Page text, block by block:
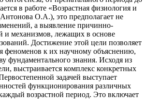
в работе «Возрастная физиология и
О.А.), это предполагает не
а выявление причинно-
и механизмов, лежащих в основе
Достижение этой цели позволяет
феноменов к их научному объяснению,
фундаментального знания. Исходя из
выстраивается комплекс конкретных
задачей выступает
функционирования различных
возрастной период. Это включает